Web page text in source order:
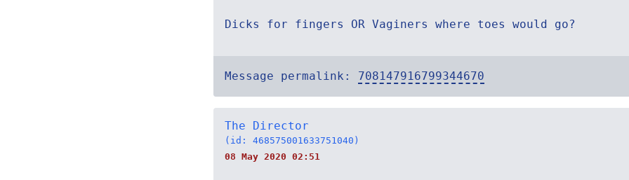
Dicks for fingers OR Vaginers where toes would go?
Message permalink: 708147916799344670
The Director
(id: 468575001633751040)
08 May 2020 02:51